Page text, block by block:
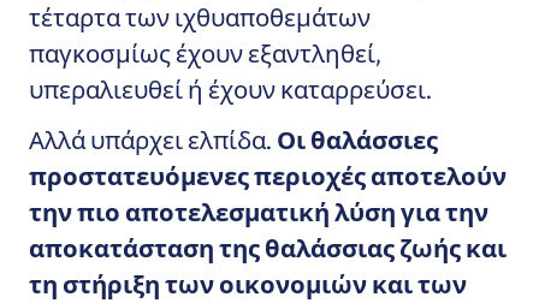
τέταρτα των ιχθυαποθεμάτων
παγκοσμίως έχουν εξαντληθεί,
υπεραλιευθεί ή έχουν καταρρεύσει.
Αλλά υπάρχει ελπίδα. Οι θαλάσσιες
προστατευόμενες περιοχές αποτελούν
την πιο αποτελεσματική λύση για την
αποκατάσταση της θαλάσσιας ζωής και
τη στήριξη των οικονομιών και των